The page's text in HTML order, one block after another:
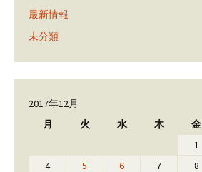
最新情報
未分類
2017年12月
月
火 水 木 金
1
4
5 6 7 8